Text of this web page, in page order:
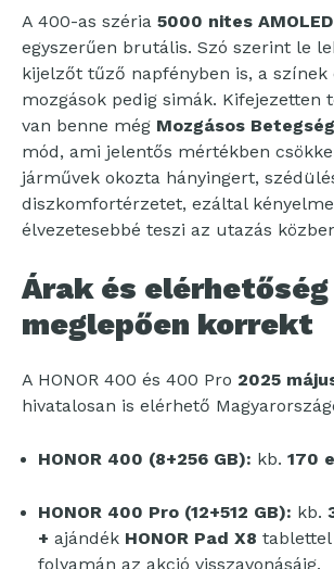
A 400-as széria 5000 nites
egyszerűen brutális. Szó szerint le
kijelzőt tűző napfényben is, a színek
mozgások pedig simák. Kifejezetten
van benne még Mozgásos
mód, ami jelentős mértékben
járművek okozta hányingert,
diszkomfortérzetet, ezáltal
élvezetesebbé teszi az utazás
Árak és elérhetőség
meglepően korrekt
A HONOR 400 és 400 Pro 2025
hivatalosan is elérhető
HONOR 400 (8+256 GB): kb. 170
HONOR 400 Pro (12+512 GB): kb.
+ ajándék HONOR Pad X8
folyamán az akció visszavonásáig.